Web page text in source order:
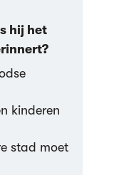
hij het
kinderen
stad moet